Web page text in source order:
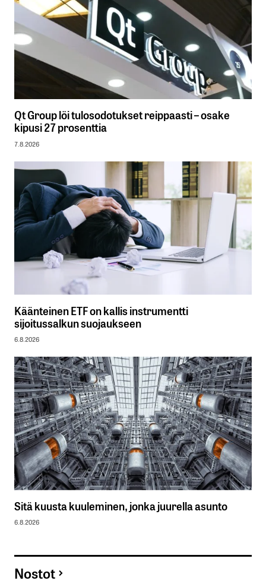
Qt Group löi tulosodotukset reippaasti – osake
kipusi 27 prosenttia
7.8.2026
Käänteinen ETF on kallis instrumentti
sijoitussalkun suojaukseen
6.8.2026
Sitä kuusta kuuleminen, jonka juurella asunto
6.8.2026
Nostot